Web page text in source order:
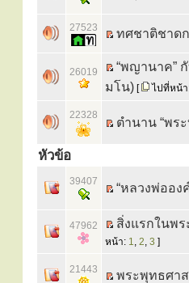
27523 ทศชาติชาด
26019
“พญานาค”
มโน) [ ไปที่หน้
22328
ตำนาน “พร
หัวข้อ
39407 “หลวงพ่ออง
47962 สิ่งแรกในพ
หน้า: 1, 2, 3 ]
21443 พระพุทธศา